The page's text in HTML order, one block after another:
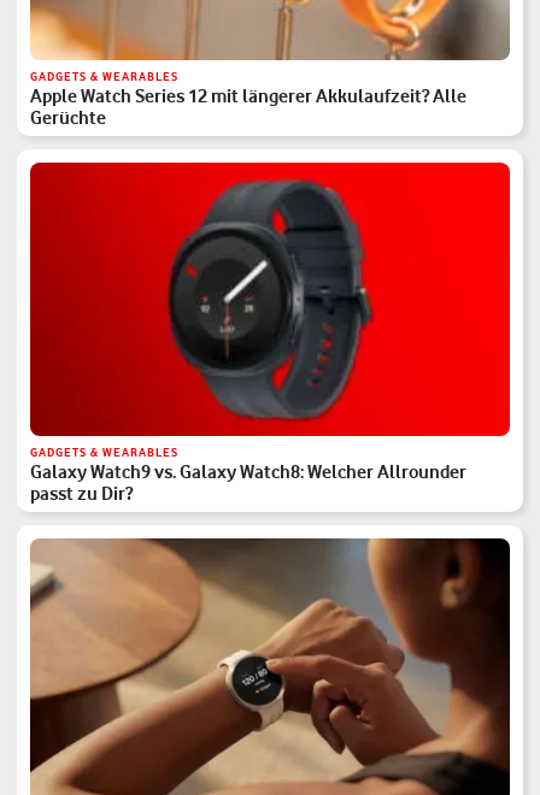
GADGETS & WEARABLES
Apple Watch Series 12 mit längerer Akkulaufzeit? Alle
Gerüchte
GADGETS & WEARABLES
Galaxy Watch9 vs. Galaxy Watch8: Welcher Allrounder
passt zu Dir?